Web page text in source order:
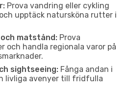
Prova vandring eller cykling
upptäck natursköna rutter i
matstånd: Prova
och handla regionala varor på
sightseeing: Fånga andan i
livliga avenyer till fridfulla